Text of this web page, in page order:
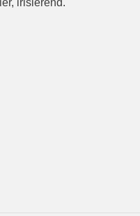
irisierend.